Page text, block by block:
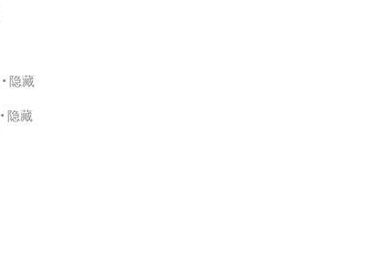
隐藏
隐藏